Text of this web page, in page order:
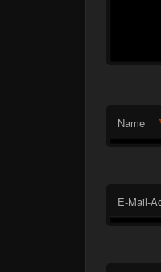
Name
E-Mail-